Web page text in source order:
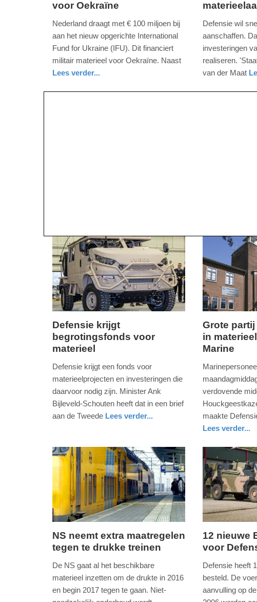
10.
09-
voor Oekraïne
Nederland draagt met € 100 miljoen bij
aan het nieuw opgerichte International
Fund for Ukraine (IFU). Dit financiert
militair materieel voor Oekraïne. Naast
Lees verder...
holland
1.
09-
Defensie wil
aanschaffen.
investeringen
realiseren.
van der Maat
holland
vrijdag,
5.
04-
2025
09:10
Defensie krijgt
begrotingsfonds voor
materieel
Defensie krijgt een fonds voor
materieelprojecten en investeringen die
daarvoor nodig zijn. Minister Ank
Bijleveld-Schouten heeft dat in een brief
aan de Tweede Lees verder...
dinsdag,
17.
04-
2025
09:10
Grote
in
Marine
verdovende
maakte
Lees verder...
dinsdag,
december
NS neemt extra maatregelen
tegen te drukke treinen
De NS gaat al het beschikbare
materieel inzetten om de drukte in 2016
en begin 2017 tegen te gaan. Niet-
dinsdag,
12 nieuwe
voor
Defensie heeft
besteld. De
aanvulling op